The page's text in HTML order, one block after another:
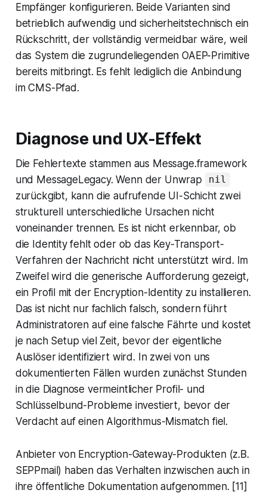
Empfänger konfigurieren. Beide Varianten sind
betrieblich aufwendig und sicherheitstechnisch ein
Rückschritt, der vollständig vermeidbar wäre, weil
das System die zugrundeliegenden OAEP-Primitive
bereits mitbringt. Es fehlt lediglich die Anbindung
im CMS-Pfad.
Diagnose und UX-Effekt
Die Fehlertexte stammen aus Message.framework
und MessageLegacy. Wenn der Unwrap
nil
zurückgibt, kann die aufrufende UI-Schicht zwei
strukturell unterschiedliche Ursachen nicht
voneinander trennen. Es ist nicht erkennbar, ob
die Identity fehlt oder ob das Key-Transport-
Verfahren der Nachricht nicht unterstützt wird. Im
Zweifel wird die generische Aufforderung gezeigt,
ein Profil mit der Encryption-Identity zu installieren.
Das ist nicht nur fachlich falsch, sondern führt
Administratoren auf eine falsche Fährte und kostet
je nach Setup viel Zeit, bevor der eigentliche
Auslöser identifiziert wird. In zwei von uns
dokumentierten Fällen wurden zunächst Stunden
in die Diagnose vermeintlicher Profil- und
Schlüsselbund-Probleme investiert, bevor der
Verdacht auf einen Algorithmus-Mismatch fiel.
Anbieter von Encryption-Gateway-Produkten (z.B.
SEPPmail) haben das Verhalten inzwischen auch in
ihre öffentliche Dokumentation aufgenommen. [11]